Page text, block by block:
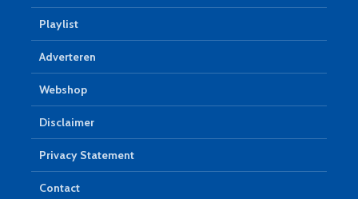
Playlist
Adverteren
Webshop
Disclaimer
Privacy Statement
Contact